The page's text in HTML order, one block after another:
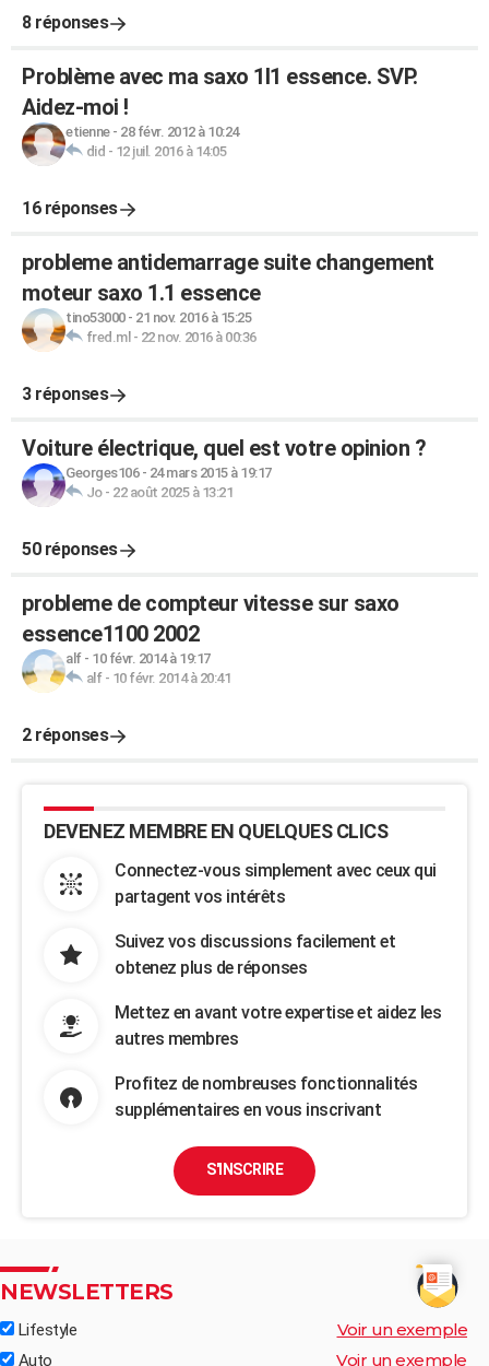
8 réponses
Problème avec ma saxo 1l1 essence. SVP.
Aidez-moi !
etienne- 28 févr. 2012 à 10:24
did - 12 juil. 2016 à 14:05
16 réponses
probleme antidemarrage suite changement
moteur saxo 1.1 essence
tino53000- 21 nov. 2016 à 15:25
fred.ml - 22 nov. 2016 à 00:36
3 réponses
Voiture électrique, quel est votre opinion ?
Georges106- 24 mars 2015 à 19:17
Jo- 22 août 2025 à 13:21
50 réponses
probleme de compteur vitesse sur saxo
essence1100 2002
alf- 10 févr. 2014 à 19:17
alf- 10 févr. 2014 à 20:41
2 réponses
DEVENEZ MEMBRE EN QUELQUES CLICS
Connectez-vous simplement avec ceux qui
partagent vos intérêts
Suivez vos discussions facilement et
obtenez plus de réponses
Mettez en avant votre expertise et aidez les
autres membres
Profitez de nombreuses fonctionnalités
supplémentaires en vous inscrivant
S'INSCRIRE
NEWSLETTERS
Lifestyle Voir un exemple
Auto Voir un exemple